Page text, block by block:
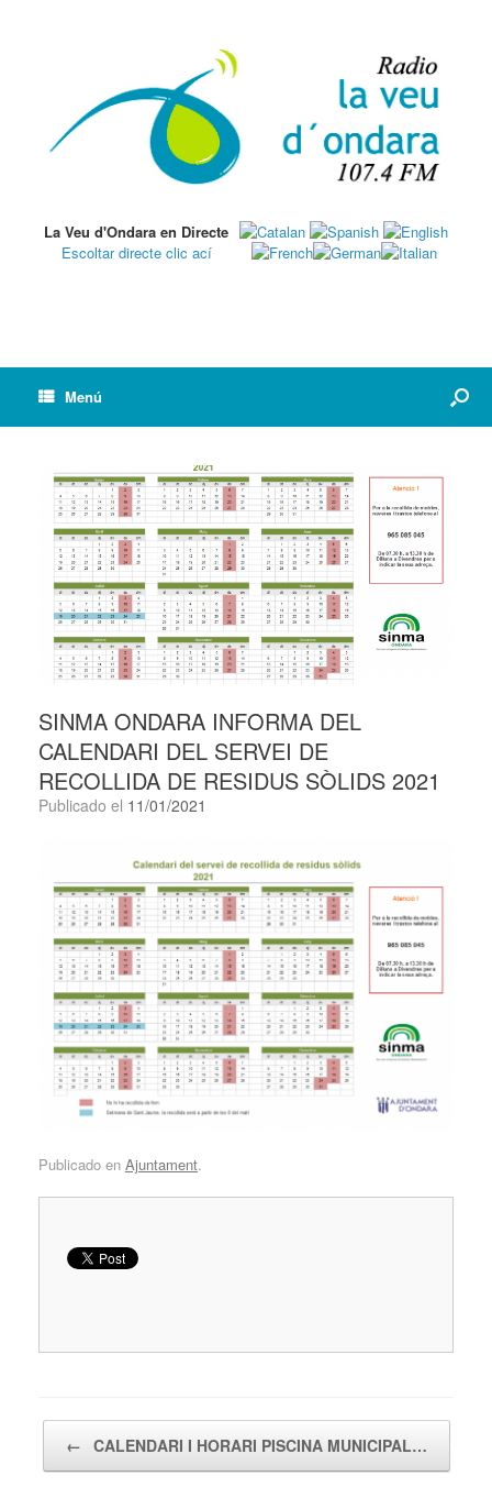
La Veu d'Ondara en Directe
Escoltar directe clic ací
Menú
SINMA ONDARA INFORMA DEL
CALENDARI DEL SERVEI DE
RECOLLIDA DE RESIDUS SÒLIDS 2021
Publicado el 11/01/2021
Publicado en Ajuntament.
← CALENDARI I HORARI PISCINA MUNICIPAL…